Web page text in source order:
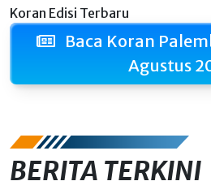
Koran Edisi Terbaru
Baca Koran
Agustus
BERITA TERKINI